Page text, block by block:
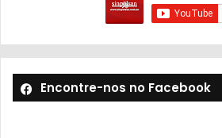
Encontre-nos no Facebook